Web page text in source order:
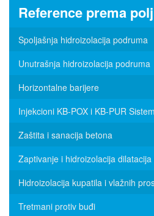
Reference prema
Spoljašnja hidroizolacija podruma
Unutrašnja hidroizolacija podruma
Horizontalne barijere
Injekcioni KB-POX i KB-PUR
Zaštita i sanacija betona
Zaptivanje i hidroizolacija
Hidroizolacija kupatila i vlažnih
Tretmani protiv buđi